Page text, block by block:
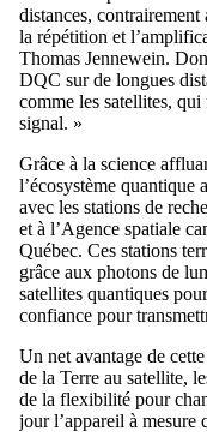
distances,
la répétition et
Thomas Jennewein.
DQC sur de longues
comme les satellites,
signal. »
Grâce à la science
l’écosystème
avec les stations de
et à l’Agence spatiale
Québec. Ces stations
grâce aux photons de
satellites quantiques
confiance pour
Un net avantage de
de la Terre au satellite,
de la flexibilité pour
jour l’appareil à mesure